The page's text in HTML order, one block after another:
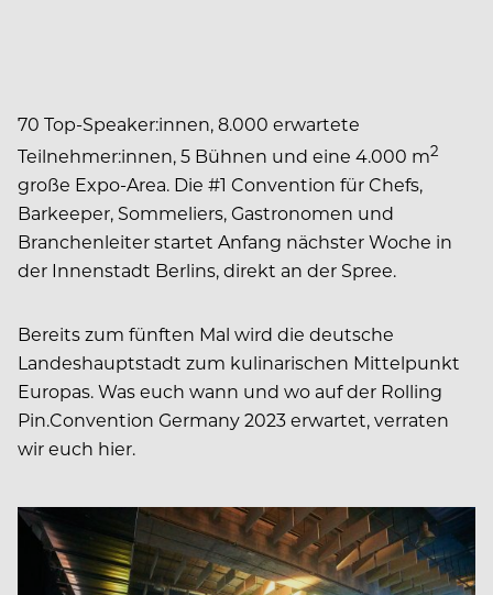
70 Top-Speaker:innen, 8.000 erwartete
Teilnehmer:innen, 5 Bühnen und eine 4.000 m2
große Expo-Area. Die #1 Convention für Chefs,
Barkeeper, Sommeliers, Gastronomen und
Branchenleiter startet Anfang nächster Woche in
der Innenstadt Berlins, direkt an der Spree.
Bereits zum fünften Mal wird die deutsche
Landeshauptstadt zum kulinarischen Mittelpunkt
Europas. Was euch wann und wo auf der Rolling
Pin.Convention Germany 2023 erwartet, verraten
wir euch hier.